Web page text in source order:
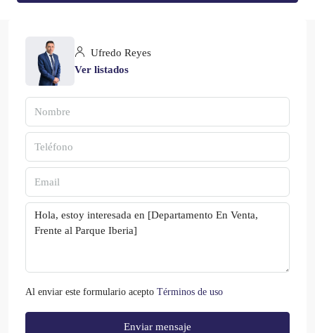
Ufredo Reyes
Ver listados
Al enviar este formulario acepto Términos de uso
Enviar mensaje